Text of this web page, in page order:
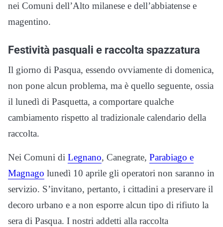
nei Comuni dell’Alto milanese e dell’abbiatense e
magentino.
Festività pasquali e raccolta spazzatura
Il giorno di Pasqua, essendo ovviamente di domenica,
non pone alcun problema, ma è quello seguente, ossia
il lunedì di Pasquetta, a comportare qualche
cambiamento rispetto al tradizionale calendario della
raccolta.
Nei Comuni di Legnano, Canegrate, Parabiago e
Magnago lunedì 10 aprile gli operatori non saranno in
servizio. S’invitano, pertanto, i cittadini a preservare il
decoro urbano e a non esporre alcun tipo di rifiuto la
sera di Pasqua. I nostri addetti alla raccolta